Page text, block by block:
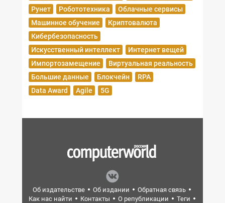
Рунет
Робототехника
Облачные сервисы
Машинное обучение
Криптовалюта
Кибербезопасность
Искусственный интеллект
Интернет вещей
Импортозамещение
Виртуальная реальность
Большие данные
Блокчейн
RPA
Data Award
Agile 5G
Об издательстве Об издании
Обратная связь
Как нас найти
Контакты О републикации
Теги